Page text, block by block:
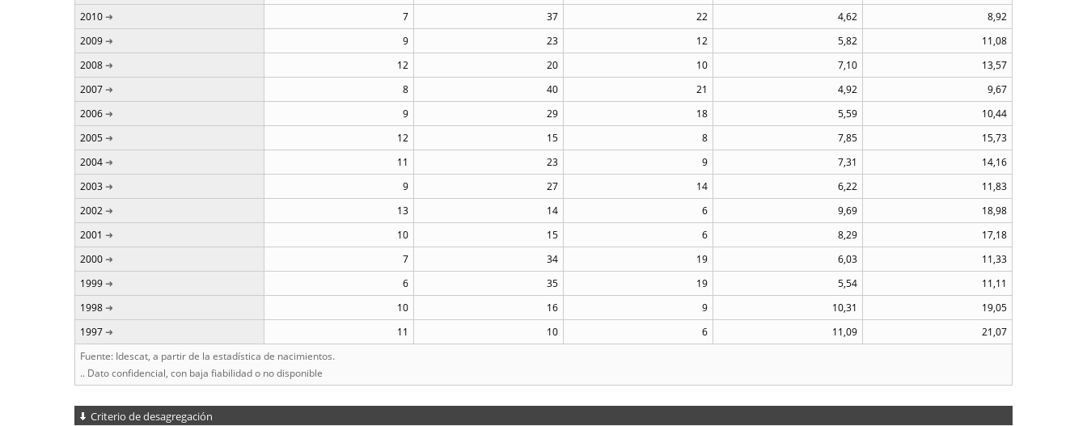
2010
7 37 22 4,62
8,92
2009
9 23 12 5,82
11,08
2008
12 20 10 7,10
13,57
2007
8 40 21 4,92
9,67
2006
9 29 18 5,59
10,44
2005
12 15 8 7,85
15,73
2004
11 23 9 7,31
14,16
2003
9 27 14 6,22
11,83
2002
13 14 6 9,69
18,98
2001
10 15 6 8,29
17,18
2000
7 34 19 6,03
11,33
1999
6 35 19 5,54
11,11
1998
10 16 9 10,31
19,05
1997
11 10 6 11,09
21,07
Fuente: Idescat, a partir de la estadística de nacimientos.
.. Dato confidencial, con baja fiabilidad o no disponible
Criterio de desagregación